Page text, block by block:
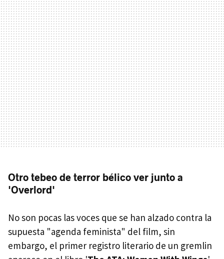
Otro tebeo de terror bélico ver junto a
'Overlord'
No son pocas las voces que se han alzado contra la
supuesta "agenda feminista" del film, sin
embargo, el primer registro literario de un gremlin